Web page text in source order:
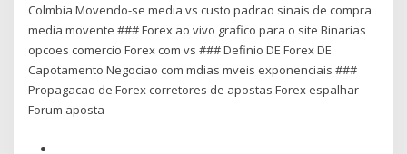
Colmbia Movendo-se media vs custo padrao sinais de compra
media movente ### Forex ao vivo grafico para o site Binarias
opcoes comercio Forex com vs ### Definio DE Forex DE
Capotamento Negociao com mdias mveis exponenciais ###
Propagacao de Forex corretores de apostas Forex espalhar
Forum aposta